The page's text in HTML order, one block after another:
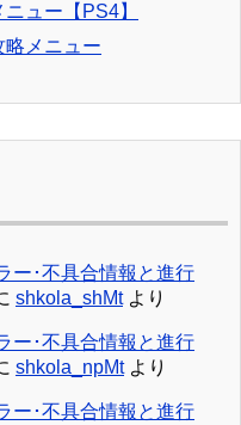
ュー【PS4】
略メニュー
ー･不具合情報と進行
shkola_shMtより
ー･不具合情報と進行
shkola_npMtより
ー･不具合情報と進行